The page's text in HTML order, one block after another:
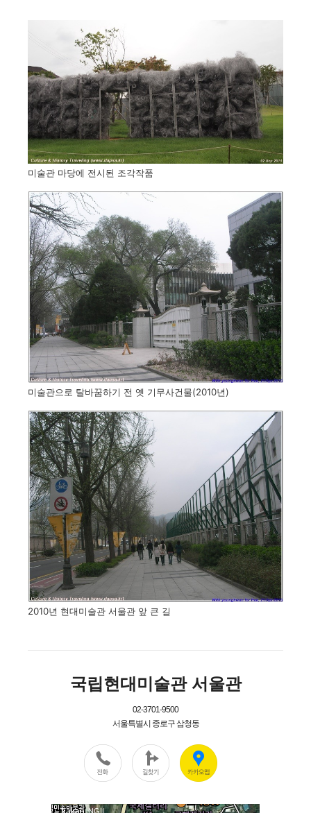
미술관 마당에 전시된 조각작품
미술관으로 탈바꿈하기 전 옛 기무사건물(2010년)
2010년 현대미술관 서울관 앞 큰 길